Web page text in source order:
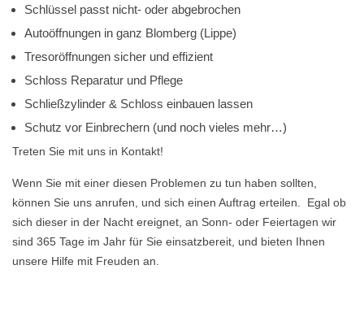
Schlüssel passt nicht- oder abgebrochen
Autoöffnungen in ganz Blomberg (Lippe)
Tresoröffnungen sicher und effizient
Schloss Reparatur und Pflege
Schließzylinder & Schloss einbauen lassen
Schutz vor Einbrechern (und noch vieles mehr…)
Treten Sie mit uns in Kontakt!
Wenn Sie mit einer diesen Problemen zu tun haben sollten,
können Sie uns anrufen, und sich einen Auftrag erteilen. Egal ob
sich dieser in der Nacht ereignet, an Sonn- oder Feiertagen wir
sind 365 Tage im Jahr für Sie einsatzbereit, und bieten Ihnen
unsere Hilfe mit Freuden an.